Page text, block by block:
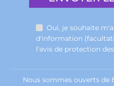
Oui, je souhaite
d'information
l'avis de protection
Nous sommes ouverts de